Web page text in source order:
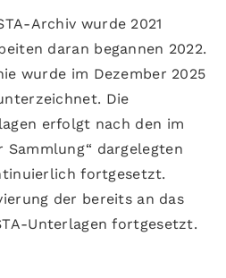
Archiv wurde 2021
daran begannen 2022.
wurde im Dezember 2025
Die
erfolgt nach den im
Sammlung“ dargelegten
fortgesetzt.
der bereits an das
Unterlagen fortgesetzt.